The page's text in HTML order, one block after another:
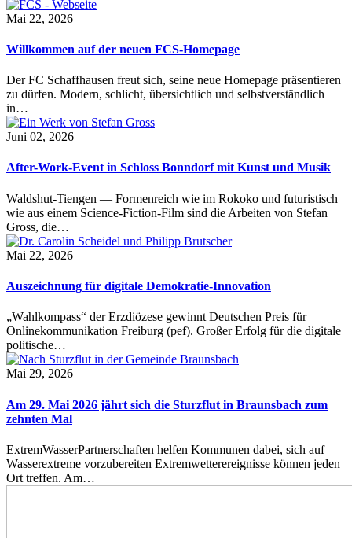
Mai 22, 2026
Willkommen auf der neuen FCS-Homepage
Der FC Schaffhausen freut sich, seine neue Homepage präsentieren
zu dürfen. Modern, schlicht, übersichtlich und selbstverständlich
in…
Juni 02, 2026
After-Work-Event in Schloss Bonndorf mit Kunst und Musik
Waldshut-Tiengen — Formenreich wie im Rokoko und futuristisch
wie aus einem Science-Fiction-Film sind die Arbeiten von Stefan
Gross, die…
Mai 22, 2026
Auszeichnung für digitale Demokratie-Innovation
„Wahlkompass“ der Erzdiözese gewinnt Deutschen Preis für
Onlinekommunikation Freiburg (pef). Großer Erfolg für die digitale
politische…
Mai 29, 2026
Am 29. Mai 2026 jährt sich die Sturzflut in Braunsbach zum
zehnten Mal
ExtremWasserPartnerschaften helfen Kommunen dabei, sich auf
Wasserextreme vorzubereiten Extremwetterereignisse können jeden
Ort treffen. Am…